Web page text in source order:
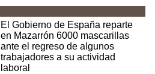
El Gobierno de España reparte
en Mazarrón 6000 mascarillas
ante el regreso de algunos
trabajadores a su actividad
laboral